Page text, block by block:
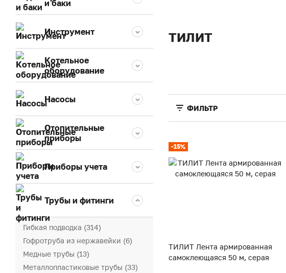
и баки
Инструмент
Котельное
оборудование
Насосы
Отопительные
приборы
Приборы учета
Трубы и фитинги
Гибкая подводка (314)
Гофротруба из нержавейки (6)
Медные трубы (13)
Металлопластиковые трубы (33)
ТИЛИТ
ФИЛЬТР
-15%
ТИЛИТ Лента армированная
самоклеющаяся 50 м, серая